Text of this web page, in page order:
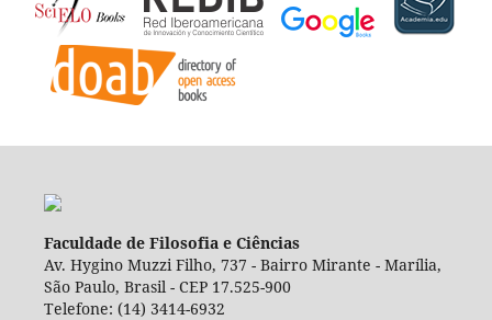
Faculdade de Filosofia e Ciências
Av. Hygino Muzzi Filho, 737 - Bairro Mirante - Marília,
São Paulo, Brasil - CEP 17.525-900
Telefone: (14) 3414-6932